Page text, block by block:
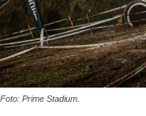
Foto: Prime Stadium.